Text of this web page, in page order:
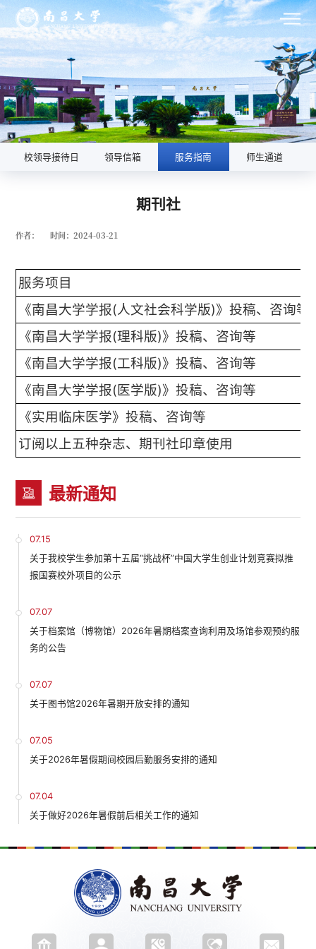
校领导接待日 领导信箱 服务指南 师生通道
期刊社
作者： 时间：2024-03-21
服务项目
《南昌大学学报(人文社会科学版)》投稿、咨询等
《南昌大学学报(理科版)》投稿、咨询等
《南昌大学学报(工科版)》投稿、咨询等
《南昌大学学报(医学版)》投稿、咨询等
《实用临床医学》投稿、咨询等
订阅以上五种杂志、期刊社印章使用
最新通知
07.15
关于我校学生参加第十五届“挑战杯”中国大学生创业计划竞赛拟推
报国赛校外项目的公示
07.07
关于档案馆（博物馆）2026年暑期档案查询利用及场馆参观预约服
务的公告
07.07
关于图书馆2026年暑期开放安排的通知
07.05
关于2026年暑假期间校园后勤服务安排的通知
07.04
关于做好2026年暑假前后相关工作的通知